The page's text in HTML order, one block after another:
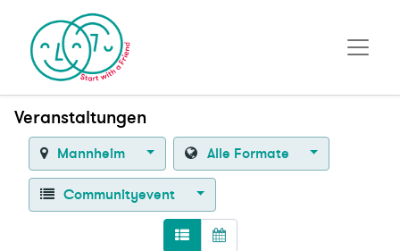
Veranstaltungen
Mannheim Alle Formate
Communityevent